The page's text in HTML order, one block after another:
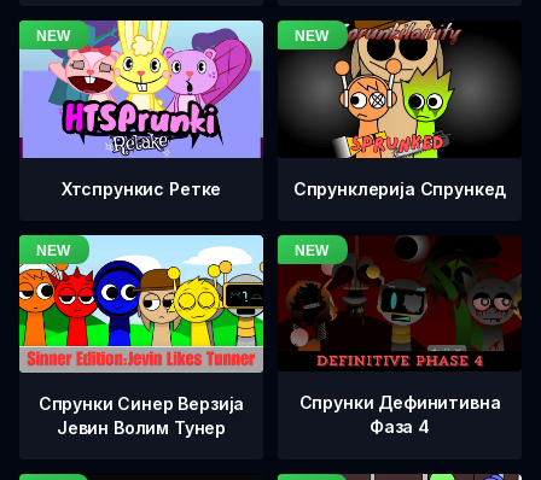
Хтспрункис Ретке Спрунклерија Спрункед
Спрунки Синер Верзија
Јевин Волим Тунер
Спрунки Дефинитивна
Фаза 4